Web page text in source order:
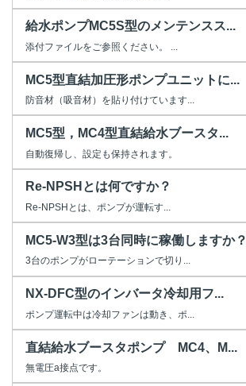
給水ポンプMC5S型のメンテンスス...
添付ファイルをご参照ください。 ...
MC5型直結加圧形ポンプユニットに...
防音材（吸音材）を貼り付けています...
MC5型，MC4型直結給水ブースタ...
自動復帰し、設定も保持されます。
Re-NPSHとは何ですか？
Re-NPSHとは、ポンプが運転す...
MC5-W3型は3台同時に稼働しますか？
3台のポンプがローテーションで切り...
NX-DFC型のインバータ冷却用フ...
ポンプ運転中は冷却ファンは動き、ポ...
直結給水ブースタポンプ MC4、M...
無電圧a接点です。